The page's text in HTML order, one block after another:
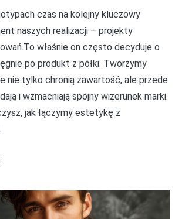
czas na kolejny kluczowy
naszych realizacji – projekty
właśnie on często decyduje o
po produkt z półki. Tworzymy
nie tylko chronią zawartość, ale przede
i wzmacniają spójny wizerunek marki.
jak łączymy estetykę z